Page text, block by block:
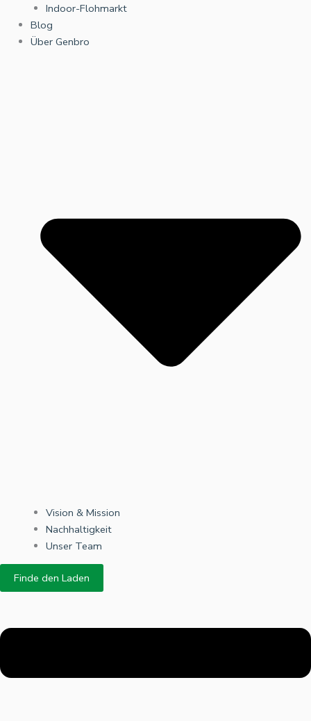
Indoor-Flohmarkt
Blog
Über Genbro
Vision & Mission
Nachhaltigkeit
Unser Team
Finde den Laden